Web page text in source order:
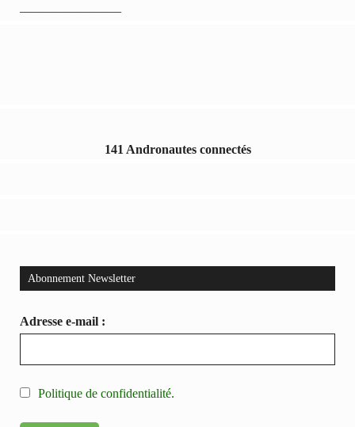
————————
141 Andronautes connectés
Abonnement Newsletter
Adresse e-mail :
Politique de confidentialité.